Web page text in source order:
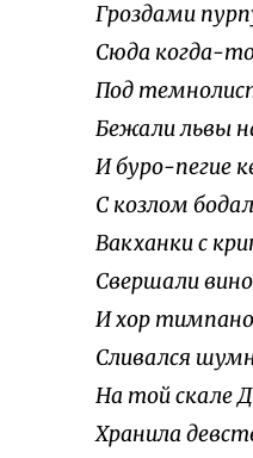
Гроздами
Сюда когда-
Под
Бежали львы
И буро-пегие
С козлом
Вакханки с
Свершали
И хор
Сливался
На той скале
Хранила